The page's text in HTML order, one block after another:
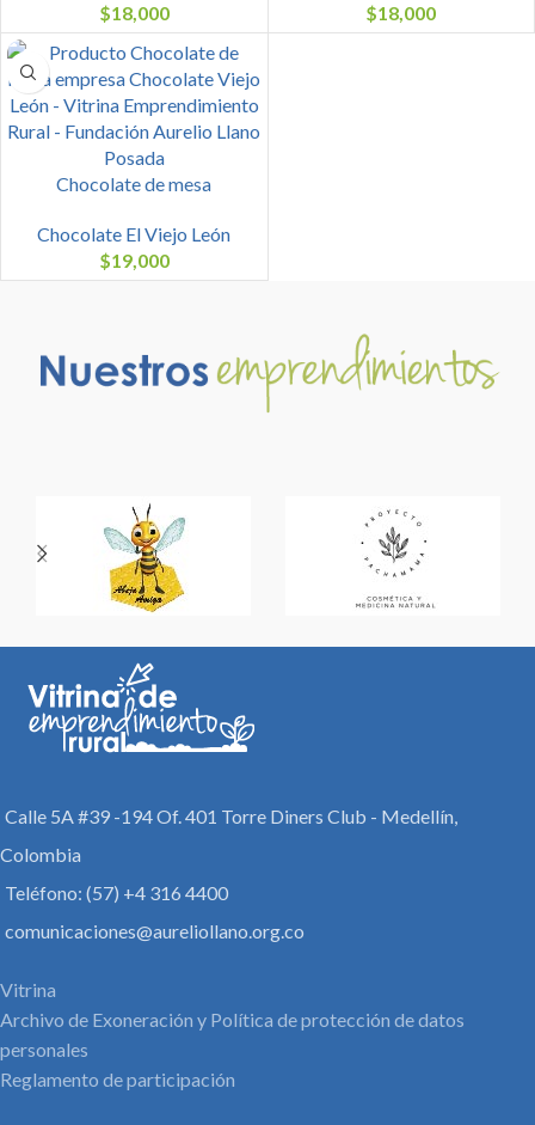
$18,000
$18,000
Chocolate de mesa
Chocolate El Viejo León
$19,000
Calle 5A #39 -194 Of. 401 Torre Diners Club - Medellín,
Colombia
Teléfono: (57) +4 316 4400
comunicaciones@aureliollano.org.co
Vitrina
Archivo de Exoneración y Política de protección de datos
personales
Reglamento de participación